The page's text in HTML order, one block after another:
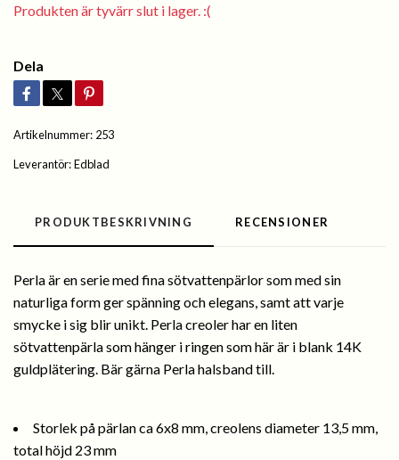
Produkten är tyvärr slut i lager. :(
Dela
Artikelnummer: 253
Leverantör:Edblad
PRODUKTBESKRIVNING RECENSIONER
Perla är en serie med fina sötvattenpärlor som med sin
naturliga form ger spänning och elegans, samt att varje
smycke i sig blir unikt. Perla creoler har en liten
sötvattenpärla som hänger i ringen som här är i blank 14K
guldplätering. Bär gärna Perla halsband till.
Storlek på pärlan ca 6x8 mm, creolens diameter 13,5 mm,
total höjd 23 mm